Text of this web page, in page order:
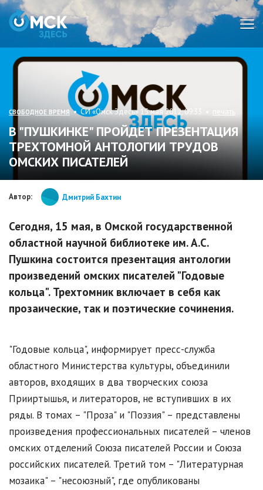
СВОБОДНОЕ ВРЕМЯ • СИ «Омск Здесь» 15 мая 2012, 09:33 • печать
В "ПУШКИНКЕ" ПРОЙДЕТ ПРЕЗЕНТАЦИЯ
ТРЕХТОМНОЙ АНТОЛОГИИ ТРУДОВ
ОМСКИХ ПИСАТЕЛЕЙ
Автор: Дмитрий Бахтин
Сегодня, 15 мая, в Омской государственной
областной научной библиотеке им. А.С.
Пушкина состоится презентация антологии
произведений омских писателей "Годовые
кольца". Трехтомник включает в себя как
прозаические, так и поэтические сочинения.
"Годовые кольца", информирует пресс-служба
областного Министерства культуры, объединили
авторов, входящих в два творческих союза
Прииртышья, и литераторов, не вступивших в их
ряды. В томах – "Проза" и "Поэзия" – представлены
произведения профессиональных писателей – членов
омских отделений Союза писателей России и Союза
российских писателей. Третий том – "Литературная
мозаика" – "несоюзный", где опубликованы